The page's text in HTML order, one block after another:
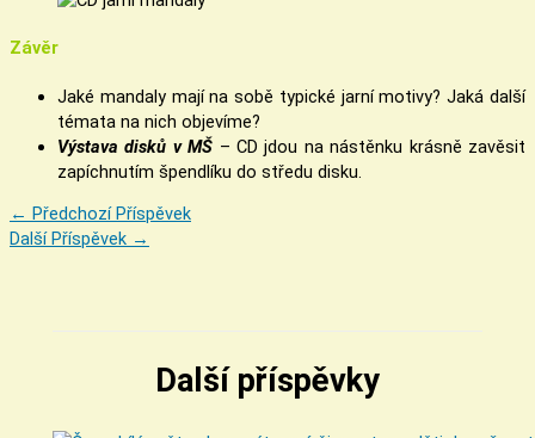
Závěr
Jaké mandaly mají na sobě typické jarní motivy? Jaká další
témata na nich objevíme?
Výstava disků v MŠ – CD jdou na nástěnku krásně zavěsit
zapíchnutím špendlíku do středu disku.
← Předchozí Příspěvek
Další Příspěvek →
Další příspěvky